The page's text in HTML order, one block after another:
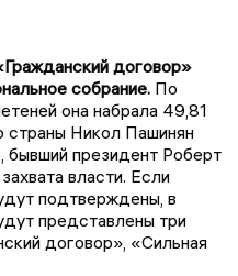
договор»
собрание. По
она набрала 49,81
страны Никол Пашинян
президент Роберт
власти. Если
подтверждены, в
представлены три
договор», «Сильная